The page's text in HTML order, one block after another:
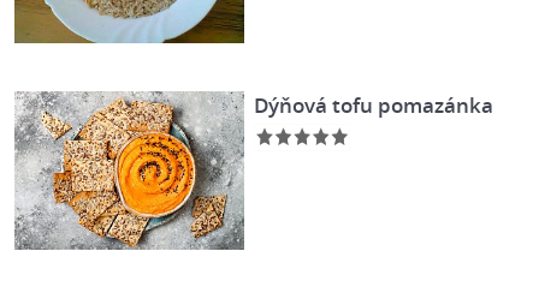
Dýňová tofu pomazánka